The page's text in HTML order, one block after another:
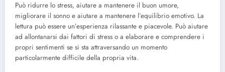
Può ridurre lo stress, aiutare a mantenere il buon umore,
migliorare il sonno e aiutare a mantenere l’equilibrio emotivo. La
lettura può essere un’esperienza rilassante e piacevole. Può aiutare
ad allontanarsi dai fattori di stress o a elaborare e comprendere i
propri sentimenti se si sta attraversando un momento
particolarmente difficile della propria vita.